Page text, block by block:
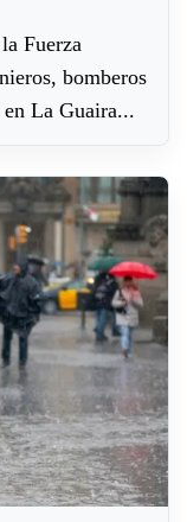
Fuerza
bomberos
La Guaira...